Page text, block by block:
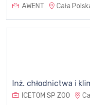
AWENT Cała
Inż. chłodnictwa i
ICETOM SP ZOO